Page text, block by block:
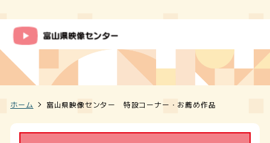
ホーム 富山県映像センター 特設コーナー・お薦め作品